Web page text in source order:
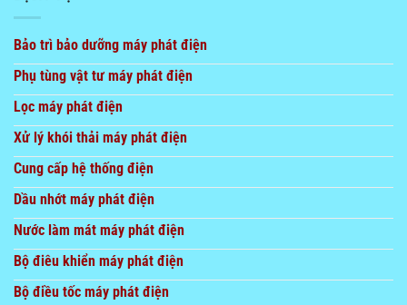
Bảo trì bảo dưỡng máy phát điện
Phụ tùng vật tư máy phát điện
Lọc máy phát điện
Xử lý khói thải máy phát điện
Cung cấp hệ thống điện
Dầu nhớt máy phát điện
Nước làm mát máy phát điện
Bộ điêu khiển máy phát điện
Bộ điều tốc máy phát điện